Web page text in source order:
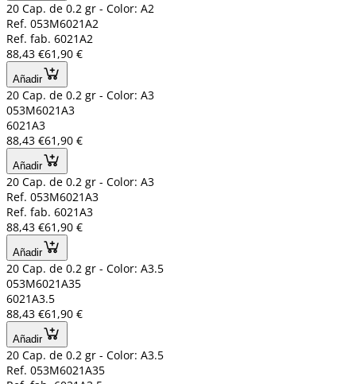
20 Cap. de 0.2 gr - Color: A2
Ref. 053M6021A2
Ref. fab. 6021A2
88,43 €61,90 €
Añadir
20 Cap. de 0.2 gr - Color: A3
053M6021A3
6021A3
88,43 €61,90 €
Añadir
20 Cap. de 0.2 gr - Color: A3
Ref. 053M6021A3
Ref. fab. 6021A3
88,43 €61,90 €
Añadir
20 Cap. de 0.2 gr - Color: A3.5
053M6021A35
6021A3.5
88,43 €61,90 €
Añadir
20 Cap. de 0.2 gr - Color: A3.5
Ref. 053M6021A35